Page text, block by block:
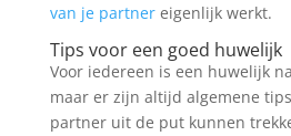
van je partnereigenlijk werkt.
Tips voor een goed huwelijk
Voor iedereen is een huwelijk
maar er zijn altijd algemene
partner uit de put kunnen